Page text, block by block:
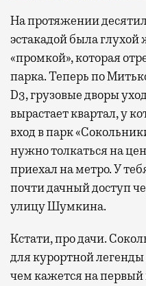
На протяжении
эстакадой была
«промкой», которая
парка. Теперь по
D3, грузовые дворы
вырастает квартал, у
вход в парк
нужно толкаться на
приехал на метро. У
почти дачный доступ
улицу Шумкина.
Кстати, про дачи.
для курортной
чем кажется на первый